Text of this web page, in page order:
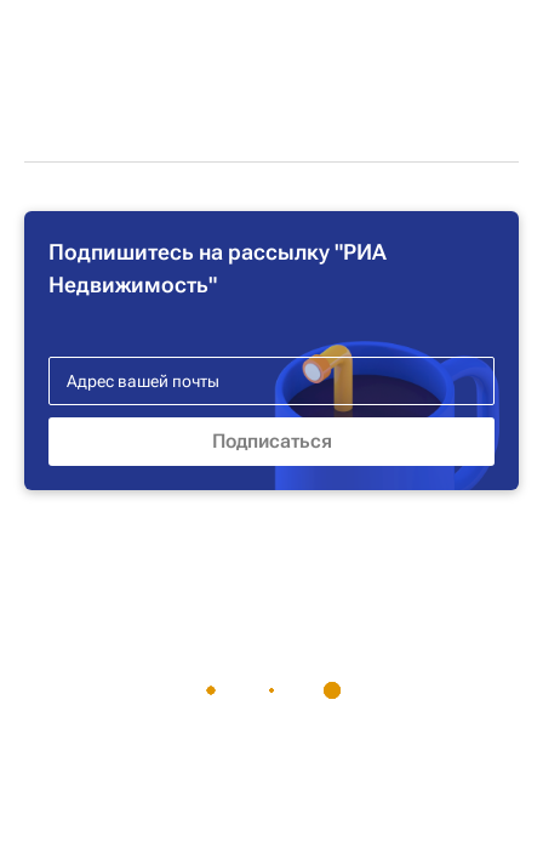
Подпишитесь на рассылку "РИА
Недвижимость"